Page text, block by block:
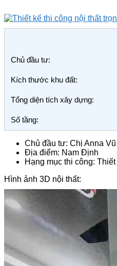
Chủ đầu tư:
Kích thước khu đất:
Tổng diện tích xây dựng:
Số tầng:
Chủ đầu tư: Chị Anna Vũ
Địa điểm: Nam Định
Hạng mục thi công:
Hình ảnh 3D nội thất: